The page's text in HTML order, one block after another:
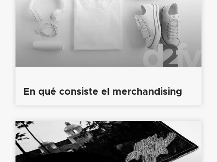
En qué consiste el merchandising